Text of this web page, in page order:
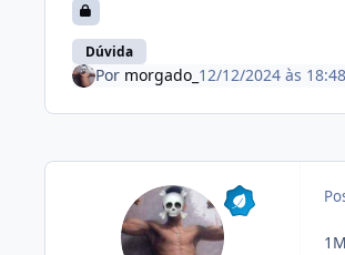
Dúvida
Por morgado_ 12/12/2024 às 18:48